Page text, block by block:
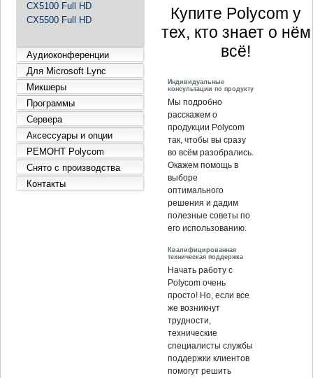
CX5100 Full HD
CX5500 Full HD
Аудиоконференции
Для Microsoft Lync
Микшеры
Программы
Сервера
Аксессуары и опции
РЕМОНТ Polycom
Снято с производства
Контакты
Купите Polycom у
тех, кто знает о нём
всё!
Индивидуальные
консультации по продукту
Мы подробно
расскажем о
продукции Polycom
так, чтобы вы сразу
во всём разобрались.
Окажем помощь в
выборе
оптимального
решения и дадим
полезные советы по
его использованию.
Квалифицированная
техническая поддержка
Начать работу с
Polycom очень
просто! Но, если все
же возникнут
трудности,
технические
специалисты службы
поддержки клиентов
помогут решить